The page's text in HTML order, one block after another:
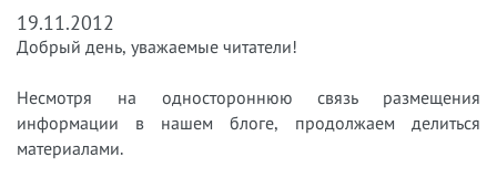
Защита активов
Ведение дел о банкротстве
Вопросы-ответы
Прямые эфиры
19.11.2012
Добрый день, уважаемые читатели!
Несмотря на одностороннюю связь размещения
информации в нашем блоге, продолжаем делиться
материалами.